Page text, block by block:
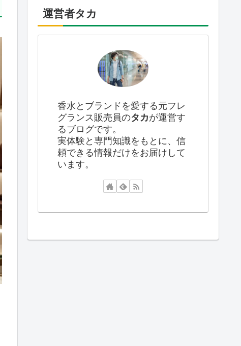
運営者タカ
香水とブランドを愛する元フレ
グランス販売員のタカが運営す
るブログです。
実体験と専門知識をもとに、信
頼できる情報だけをお届けして
います。